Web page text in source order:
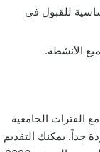
للقبول في
الأنشطة.
الفترات الجامعية
جداً. يمكنك التقديم